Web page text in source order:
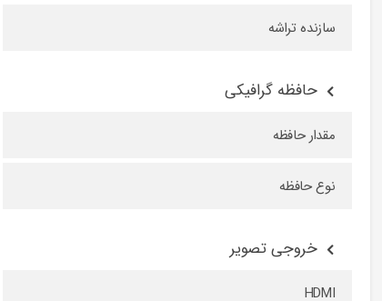
سازنده تراشه
حافظه گرافیکی
مقدار حافظه
نوع حافظه
خروجی تصویر
HDMI